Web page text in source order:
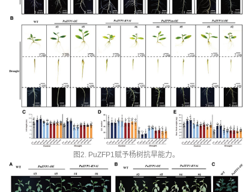
图2. PuZFP1赋予杨树抗旱能力。